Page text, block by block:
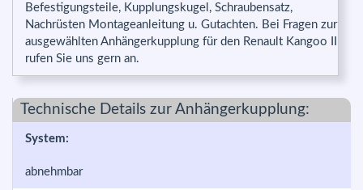
Befestigungsteile, Kupplungskugel, Schraubensatz,
Nachrüsten Montageanleitung u. Gutachten. Bei Fragen zur
ausgewählten Anhängerkupplung für den Renault Kangoo II
rufen Sie uns gern an.
Technische Details zur Anhängerkupplung:
System:
abnehmbar